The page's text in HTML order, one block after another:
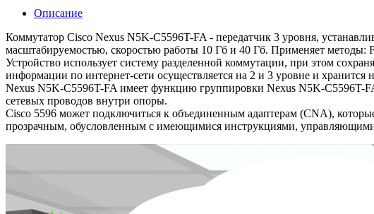
Описание
Коммутатор Cisco Nexus N5K-C5596T-FA - передатчик 3 уровня,
масштабируемостью, скоростью работы 10 Гб и 40 Гб. Применяет
Устройство использует систему разделенной коммутации, при этом
информации по интернет-сети осуществляется на 2 и 3 уровне и
Nexus N5K-C5596T-FA имеет функцию группировки Nexus N5K-C5596T-
сетевых проводов внутри опоры.
Cisco 5596 может подключиться к объединенным адаптерам (CNA),
прозрачным, обусловленным с имеющимися инструкциями,